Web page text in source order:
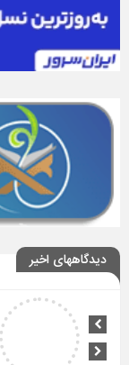
دیدگاههای اخیر